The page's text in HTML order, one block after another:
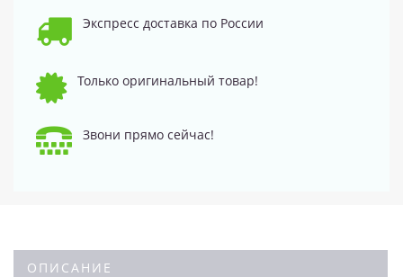
Экспресс доставка по России
Только оригинальный товар!
Звони прямо сейчас!
ОПИСАНИЕ